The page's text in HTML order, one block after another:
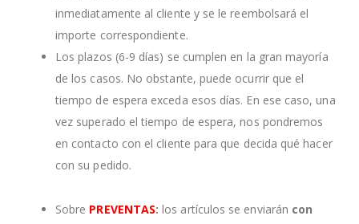
inmediatamente al cliente y se le reembolsará el
importe correspondiente.
Los plazos (6-9 días) se cumplen en la gran mayoría
de los casos. No obstante, puede ocurrir que el
tiempo de espera exceda esos días. En ese caso, una
vez superado el tiempo de espera, nos pondremos
en contacto con el cliente para que decida qué hacer
con su pedido.
Sobre PREVENTAS:los artículos se enviarán con